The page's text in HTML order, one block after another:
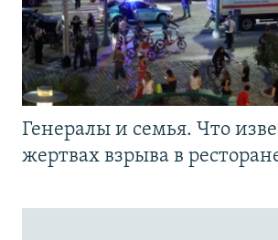
Генералы и семья. Что
жертвах взрыва в